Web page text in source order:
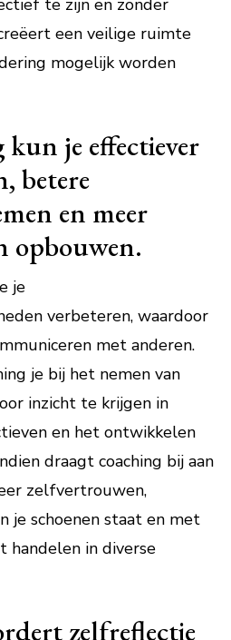
te zijn en zonder
een veilige ruimte
mogelijk worden
je effectiever
betere
en meer
opbouwen.
je
verbeteren, waardoor
met anderen.
je bij het nemen van
inzicht te krijgen in
en het ontwikkelen
draagt coaching bij aan
zelfvertrouwen,
je schoenen staat en met
handelen in diverse
zelfreflectie